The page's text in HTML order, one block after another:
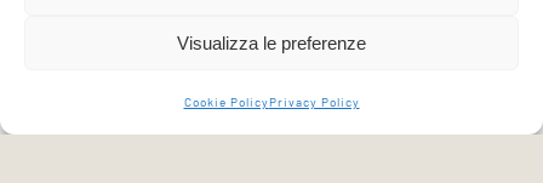
Visualizza le preferenze
Cookie PolicyPrivacy Policy